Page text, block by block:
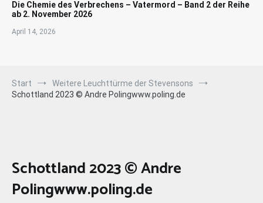
Die Chemie des Verbrechens – Vatermord – Band 2 der Reihe
ab 2. November 2026
April 14, 2026
Start
Weitere Leuchttürme der Stevensons
Schottland 2023 © Andre Polingwww.poling.de
Schottland 2023 © Andre
Polingwww.poling.de